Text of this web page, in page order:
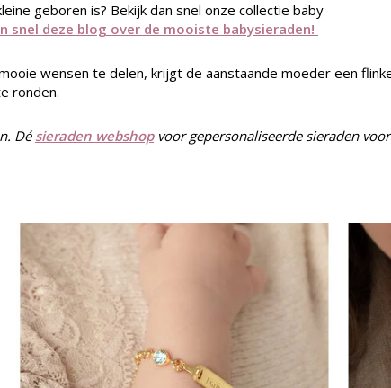
geboren is? Bekijk dan snel onze collectie baby
snel deze blog over de mooiste babysieraden!
wensen te delen, krijgt de aanstaande moeder een
ronden.
Dé sieraden webshopvoor gepersonaliseerde sieraden voor